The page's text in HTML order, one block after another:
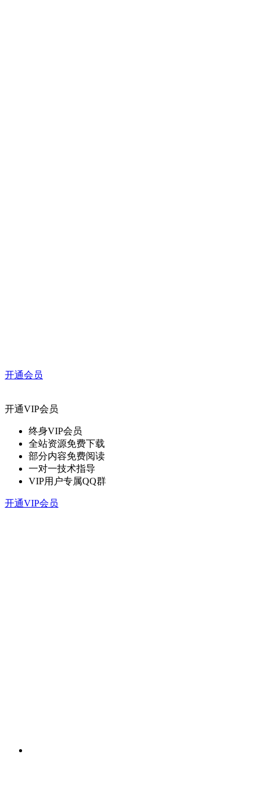
开通会员
开通VIP会员
终身VIP会员
全站资源免费下载
部分内容免费阅读
一对一技术指导
VIP用户专属QQ群
开通VIP会员